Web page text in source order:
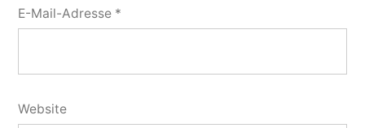
E-Mail-Adresse *
Website